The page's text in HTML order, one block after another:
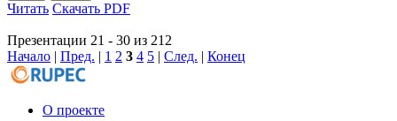
Читать Скачать PDF
Презентации 21 - 30 из 212
Начало | Пред. | 1 2 3 4 5 | След. | Конец
О проекте